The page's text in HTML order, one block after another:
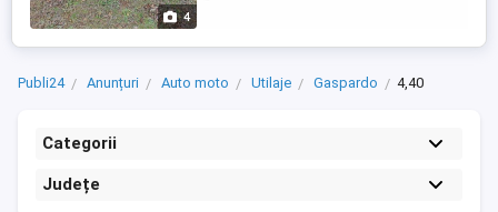
4
Publi24 Anunțuri Auto moto Utilaje Gaspardo 4,40
Categorii
Județe